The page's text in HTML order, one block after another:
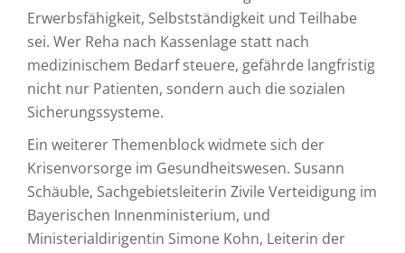
Erwerbsfähigkeit, Selbstständigkeit und Teilhabe
sei. Wer Reha nach Kassenlage statt nach
medizinischem Bedarf steuere, gefährde langfristig
nicht nur Patienten, sondern auch die sozialen
Sicherungssysteme.
Ein weiterer Themenblock widmete sich der
Krisenvorsorge im Gesundheitswesen. Susann
Schäuble, Sachgebietsleiterin Zivile Verteidigung im
Bayerischen Innenministerium, und
Ministerialdirigentin Simone Kohn, Leiterin der